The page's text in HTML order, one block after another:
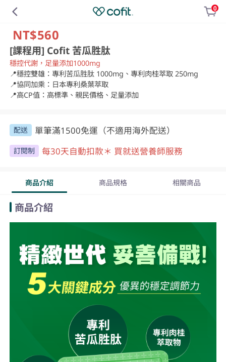
0
NT$560
[課程用] Cofit 苦瓜胜肽
穩控代謝，足量添加1000mg
📍穩控雙雄：專利苦瓜胜肽 1000mg、專利肉桂萃取 250mg
📍協同加乘：日本專利桑葉萃取
📍高CP值：高標準、親民價格、足量添加
配送 單筆滿1500免運（不適用海外配送）
訂閱制 每30天自動扣款＊ 買就送營養師服務
商品介紹 商品規格 相關商品
商品介紹